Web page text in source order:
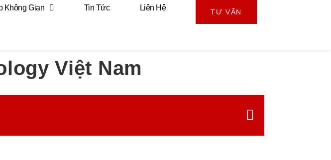
Không Gian Tin Tức Liên Hệ TƯ VẤN
Việt Nam